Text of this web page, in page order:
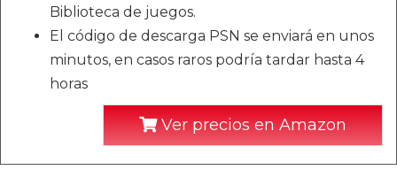
Biblioteca de juegos.
El código de descarga PSN se enviará en unos
minutos, en casos raros podría tardar hasta 4
horas
Ver precios en Amazon